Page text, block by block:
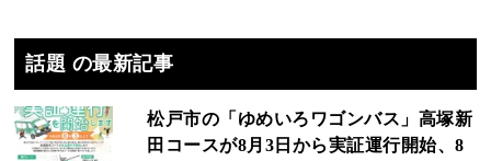
話題 の最新記事
松戸市の「ゆめいろワゴンバス」高塚新
田コースが8月3日から実証運行開始、8